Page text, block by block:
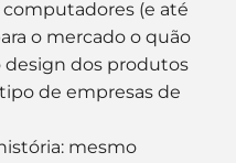
(e até
o mercado o quão
dos produtos
de empresas de
mesmo